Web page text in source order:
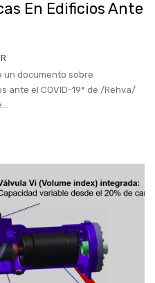
En Edificios Ante
un documento sobre
ante el COVID-19* de /Rehva/